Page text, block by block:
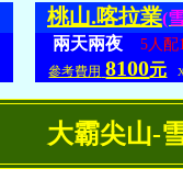
桃山.喀拉業(
兩天兩夜
5人配
參考費用 8100元
大霸尖山-